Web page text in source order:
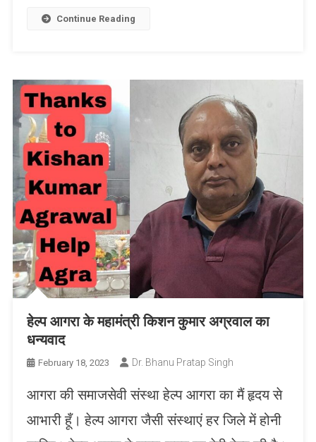
Continue Reading
हेल्प आगरा के महामंत्री किशन कुमार अग्रवाल का
धन्यवाद
February 18, 2023 Dr. Bhanu Pratap Singh
आगरा की समाजसेवी संस्था हेल्प आगरा का मैं हृदय से
आभारी हूँ। हेल्प आगरा जैसी संस्थाएं हर जिले में होनी